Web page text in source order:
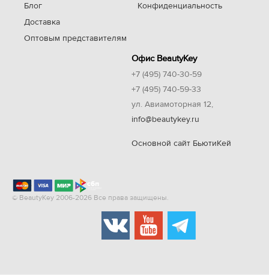
Блог
Доставка
Оптовым представителям
Конфиденциальность
Офис BeautyKey
+7 (495) 740-30-59
+7 (495) 740-59-33
ул. Авиамоторная 12,
info@beautykey.ru
Основной сайт БьютиКей
© BeautyKey 2006-2026 Все права защищены.